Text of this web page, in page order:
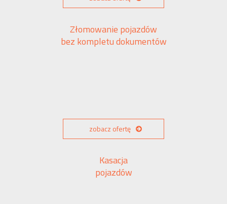
Złomowanie pojazdów
bez kompletu dokumentów
zobacz ofertę
Kasacja
pojazdów